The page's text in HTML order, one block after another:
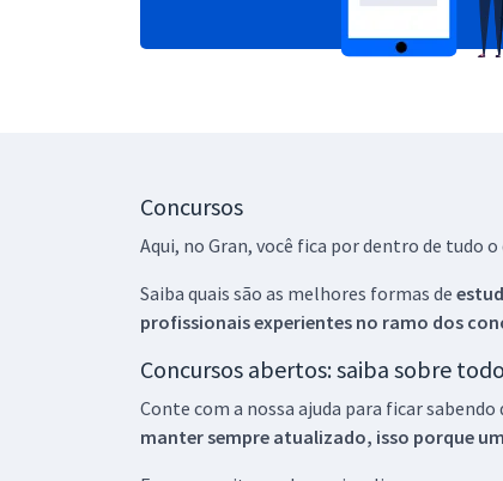
Concursos
Aqui, no Gran, você fica por dentro de tudo
Saiba quais são as melhores formas de
profissionais experientes no ramo dos
Concursos abertos: saiba sobre
Conte com a nossa ajuda para ficar sabendo
manter sempre atualizado, isso porque